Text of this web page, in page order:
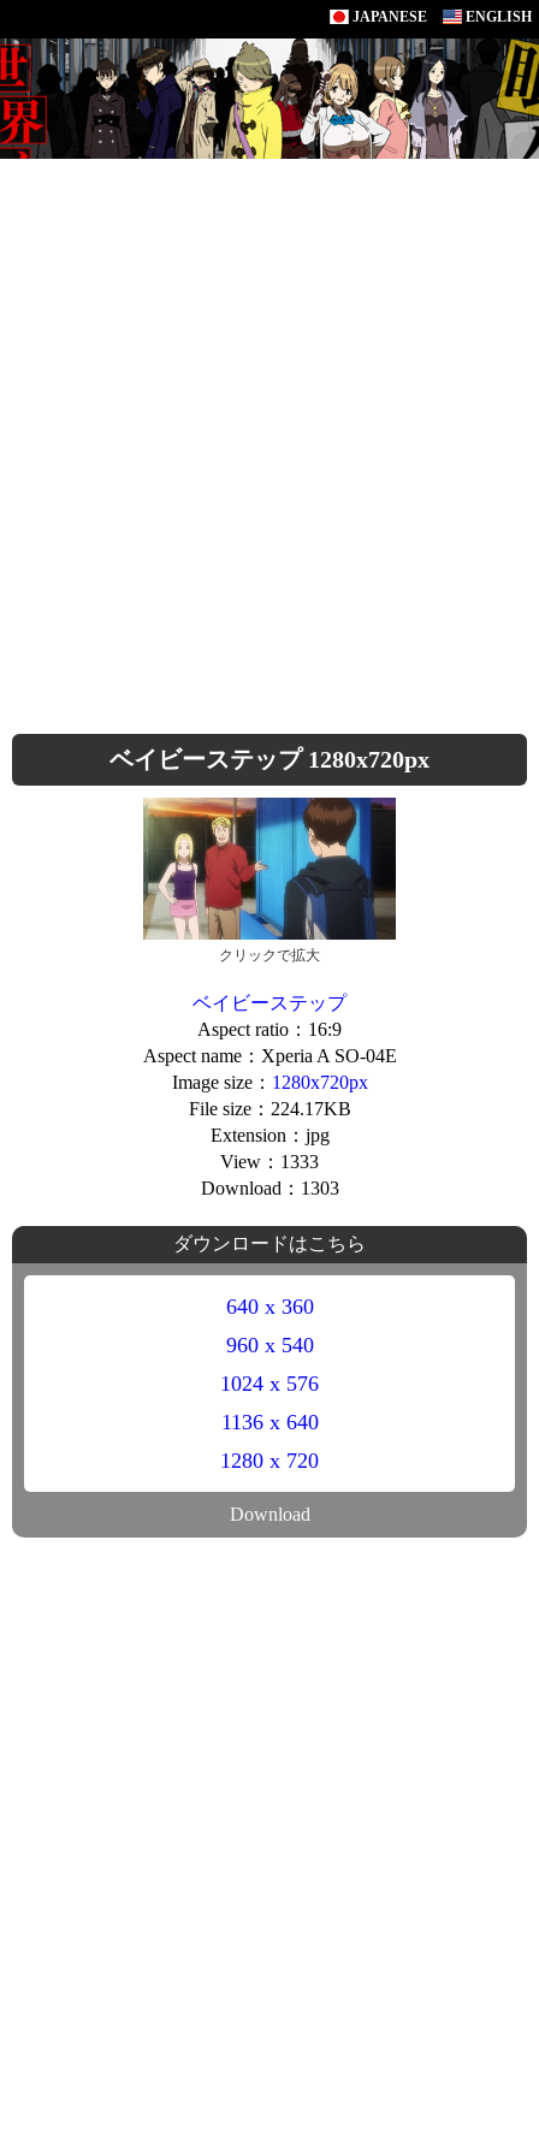
JAPANESE ENGLISH
ベイビーステップ 1280x720px
クリックで拡大
ベイビーステップ
Aspect ratio：16:9
Aspect name：Xperia A SO-04E
Image size： 1280x720px
File size：224.17KB
Extension：jpg
View：1333
Download：1303
ダウンロードはこちら
640 x 360
960 x 540
1024 x 576
1136 x 640
1280 x 720
Download